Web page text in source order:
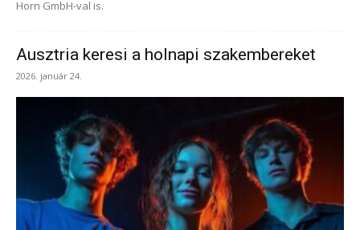
Horn GmbH-val is.
Ausztria keresi a holnapi szakembereket
2026. január 24.